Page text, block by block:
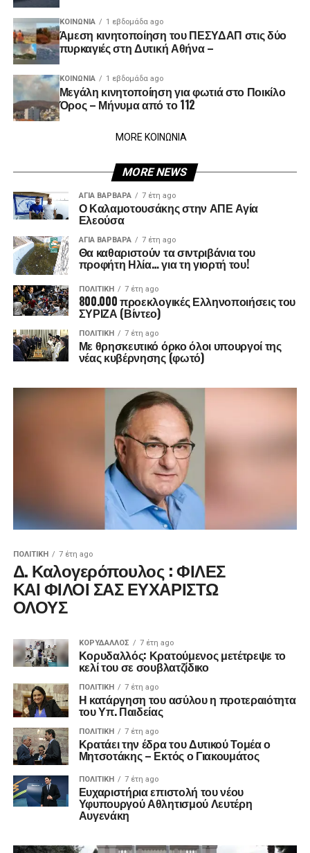
ΚΟΙΝΩΝΊΑ 1 εβδομάδα ago
Άμεση κινητοποίηση του ΠΕΣΥΔΑΠ στις δύο
πυρκαγιές στη Δυτική Αθήνα –
ΚΟΙΝΩΝΊΑ 1 εβδομάδα ago
Μεγάλη κινητοποίηση για φωτιά στο Ποικίλο
Όρος – Μήνυμα από το 112
MORE ΚΟΙΝΩΝΙΑ
MORE NEWS
ΑΓΙΑ ΒΑΡΒΑΡΑ 7 έτη ago
Ο Καλαμοτουσάκης στην ΑΠΕ Αγία
Ελεούσα
ΑΓΙΑ ΒΑΡΒΑΡΑ 7 έτη ago
Θα καθαριστούν τα σιντριβάνια του
προφήτη Ηλία… για τη γιορτή του!
ΠΟΛΙΤΙΚΉ 7 έτη ago
800.000 προεκλογικές Ελληνοποιήσεις του
ΣΥΡΙΖΑ (Βίντεο)
ΠΟΛΙΤΙΚΉ 7 έτη ago
Με θρησκευτικό όρκο όλοι υπουργοί της
νέας κυβέρνησης (φωτό)
ΠΟΛΙΤΙΚΉ 7 έτη ago
Δ. Καλογερόπουλος : ΦΙΛΕΣ
ΚΑΙ ΦΙΛΟΙ ΣΑΣ ΕΥΧΑΡΙΣΤΩ
ΟΛΟΥΣ
ΚΟΡΥΔΑΛΛΟΣ 7 έτη ago
Κορυδαλλός: Κρατούμενος μετέτρεψε το
κελί του σε σουβλατζίδικο
ΠΟΛΙΤΙΚΉ 7 έτη ago
Η κατάργηση του ασύλου η προτεραιότητα
του Υπ. Παιδείας
ΠΟΛΙΤΙΚΉ 7 έτη ago
Κρατάει την έδρα του Δυτικού Τομέα ο
Μητσοτάκης – Εκτός ο Γιακουμάτος
ΠΟΛΙΤΙΚΉ 7 έτη ago
Ευχαριστήρια επιστολή του νέου
Υφυπουργού Αθλητισμού Λευτέρη
Αυγενάκη